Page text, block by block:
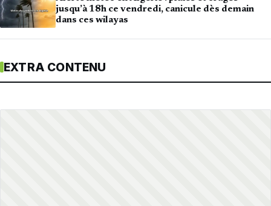
jusqu’à 18h ce vendredi, canicule dès demain
dans ces wilayas
EXTRA CONTENU